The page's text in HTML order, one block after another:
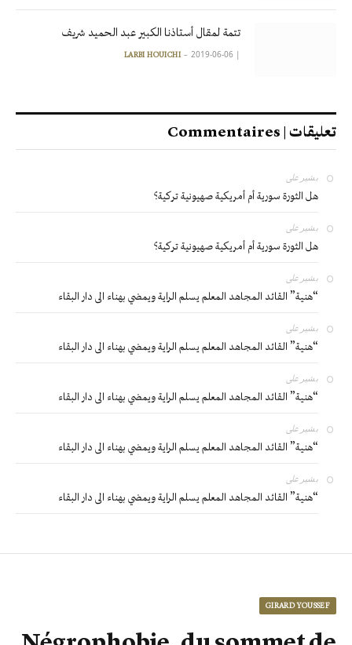
تتمة لمقال أستاذنا الكبير عبد الحميد شريف
|
LARBI HOUICHI 2019-06-06
تعليقات | Commentaires
بشير على
هل الثورة سورية أم أمريكية صهيونية تركية؟
بشير على
هل الثورة سورية أم أمريكية صهيونية تركية؟
بشير على
“هنية” القائد المجاهد المعلم يسلم الراية ويمضي بهناء الى دار البقاء
بشير على
“هنية” القائد المجاهد المعلم يسلم الراية ويمضي بهناء الى دار البقاء
بشير على
“هنية” القائد المجاهد المعلم يسلم الراية ويمضي بهناء الى دار البقاء
بشير على
“هنية” القائد المجاهد المعلم يسلم الراية ويمضي بهناء الى دار البقاء
بشير على
“هنية” القائد المجاهد المعلم يسلم الراية ويمضي بهناء الى دار البقاء
GIRARD YOUSSEF